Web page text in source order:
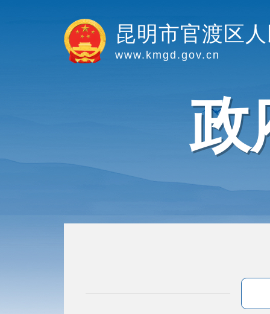
昆明市官渡区
www.kmgd.gov.cn
政